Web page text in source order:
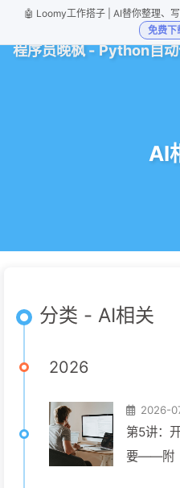
🤖 Loomy工作搭子 | AI替你整理、
免费
程序员晚枫 - Python自
AI
分类 - AI相关
2026
2026-
第5讲：
要——附